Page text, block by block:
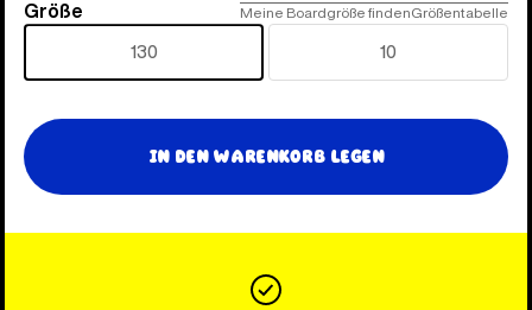
Größe
Größe Meine Boardgröße findenGrößentabelle
130 10
In den Warenkorb legen